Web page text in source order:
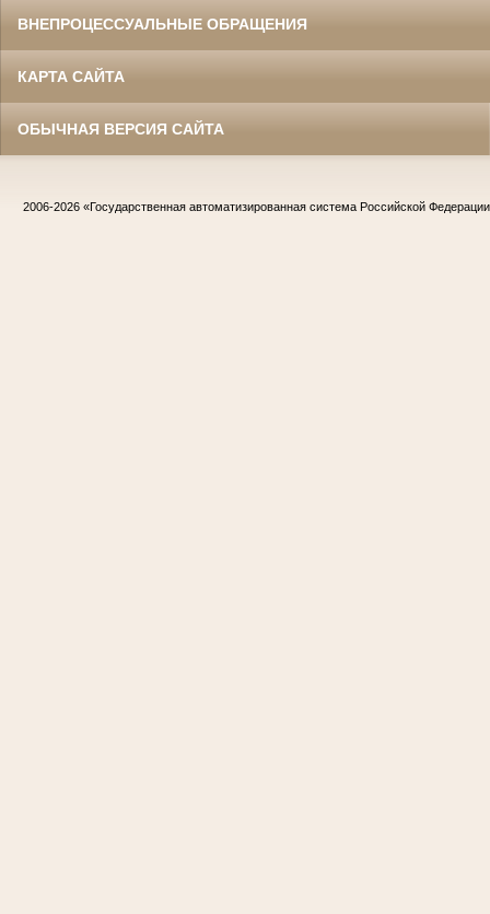
ВНЕПРОЦЕССУАЛЬНЫЕ ОБРАЩЕНИЯ
КАРТА САЙТА
ОБЫЧНАЯ ВЕРСИЯ САЙТА
2006-2026 «Государственная автоматизированная система Российской